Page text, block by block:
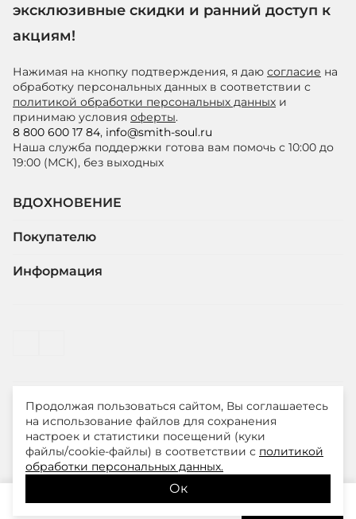
12 400₽
8 125₽ В корзину
эксклюзивные скидки и ранний доступ к
акциям!
Нажимая на кнопку подтверждения, я даю согласие на
обработку персональных данных в соответствии с
политикой обработки персональных данных и
принимаю условия оферты.
8 800 600 17 84, info@smith-soul.ru
Наша служба поддержки готова вам помочь с 10:00 до
19:00 (МСК), без выходных
ВДОХНОВЕНИЕ
Покупателю
Информация
© ООО "ЛиМ Холдинг" 2026
Smith&Soul – модная одежда для стильных и уверенных
в себе женщин
Продолжая пользоваться сайтом, Вы соглашаетесь
на использование файлов для сохранения
настроек и статистики посещений (куки
файлы/cookie-файлы) в соответствии с политикой
обработки персональных данных.
Ок